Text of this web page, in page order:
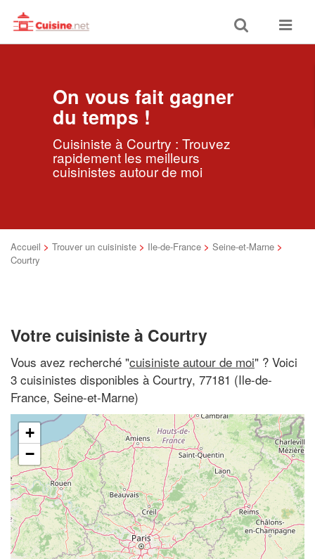
Toggle
search
Toggle
On vous fait gagner
du temps !
Cuisiniste à Courtry : Trouvez
rapidement les meilleurs
cuisinistes autour de moi
Accueil > Trouver un cuisiniste > Ile-de-France > Seine-et-Marne >
Courtry
Votre cuisiniste à Courtry
Vous avez recherché "cuisiniste autour de moi" ? Voici
3 cuisinistes disponibles à Courtry, 77181 (Ile-de-
France, Seine-et-Marne)
+
−